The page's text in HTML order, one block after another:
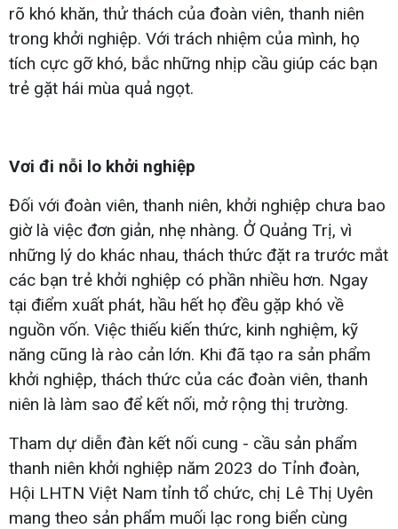
rõ khó khăn, thử thách của đoàn viên, thanh niên
trong khởi nghiệp. Với trách nhiệm của mình, họ
tích cực gỡ khó, bắc những nhịp cầu giúp các bạn
trẻ gặt hái mùa quả ngọt.
Vơi đi nỗi lo khởi nghiệp
Đối với đoàn viên, thanh niên, khởi nghiệp chưa bao
giờ là việc đơn giản, nhẹ nhàng. Ở Quảng Trị, vì
những lý do khác nhau, thách thức đặt ra trước mắt
các bạn trẻ khởi nghiệp có phần nhiều hơn. Ngay
tại điểm xuất phát, hầu hết họ đều gặp khó về
nguồn vốn. Việc thiếu kiến thức, kinh nghiệm, kỹ
năng cũng là rào cản lớn. Khi đã tạo ra sản phẩm
khởi nghiệp, thách thức của các đoàn viên, thanh
niên là làm sao để kết nối, mở rộng thị trường.
Tham dự diễn đàn kết nối cung - cầu sản phẩm
thanh niên khởi nghiệp năm 2023 do Tỉnh đoàn,
Hội LHTN Việt Nam tỉnh tổ chức, chị Lê Thị Uyên
mang theo sản phẩm muối lạc rong biển cùng